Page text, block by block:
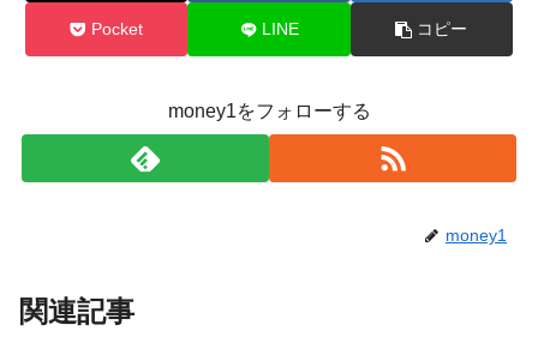
Pocket LINE コピー
money1をフォローする
money1
関連記事